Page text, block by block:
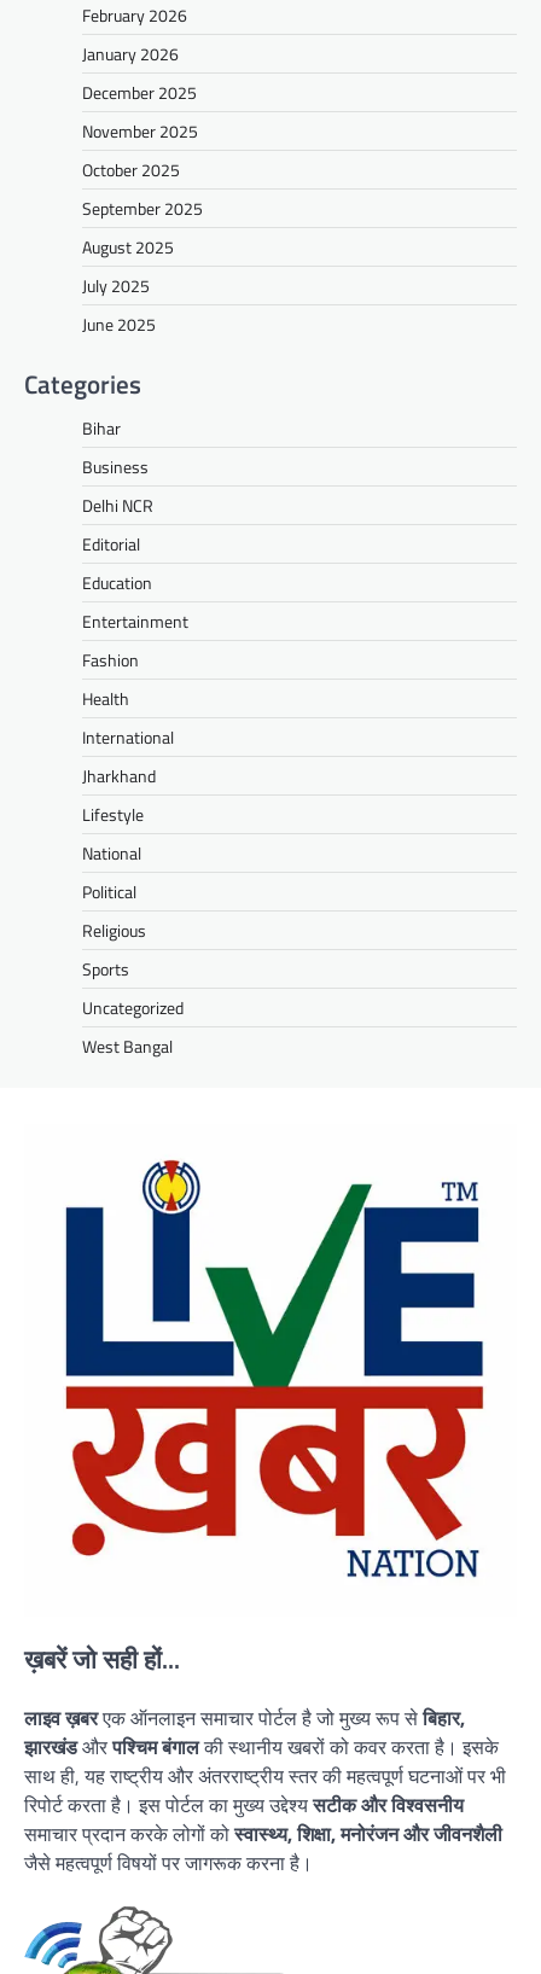
February 2026
January 2026
December 2025
November 2025
October 2025
September 2025
August 2025
July 2025
June 2025
Categories
Bihar
Business
Delhi NCR
Editorial
Education
Entertainment
Fashion
Health
International
Jharkhand
Lifestyle
National
Political
Religious
Sports
Uncategorized
West Bangal
ख़बरें जो सही हों...
लाइव ख़बरएक ऑनलाइन समाचार पोर्टल है जो मुख्य रूप सेबिहार,
झारखंडऔरपश्चिम बंगालकी स्थानीय खबरों को कवर करता है। इसके
साथ ही, यह राष्ट्रीय और अंतरराष्ट्रीय स्तर की महत्वपूर्ण घटनाओं पर भी
रिपोर्ट करता है। इस पोर्टल का मुख्य उद्देश्यसटीक और विश्वसनीय
समाचार प्रदान करके लोगों कोस्वास्थ्य, शिक्षा, मनोरंजन और जीवनशैली
जैसे महत्वपूर्ण विषयों पर जागरूक करना है।